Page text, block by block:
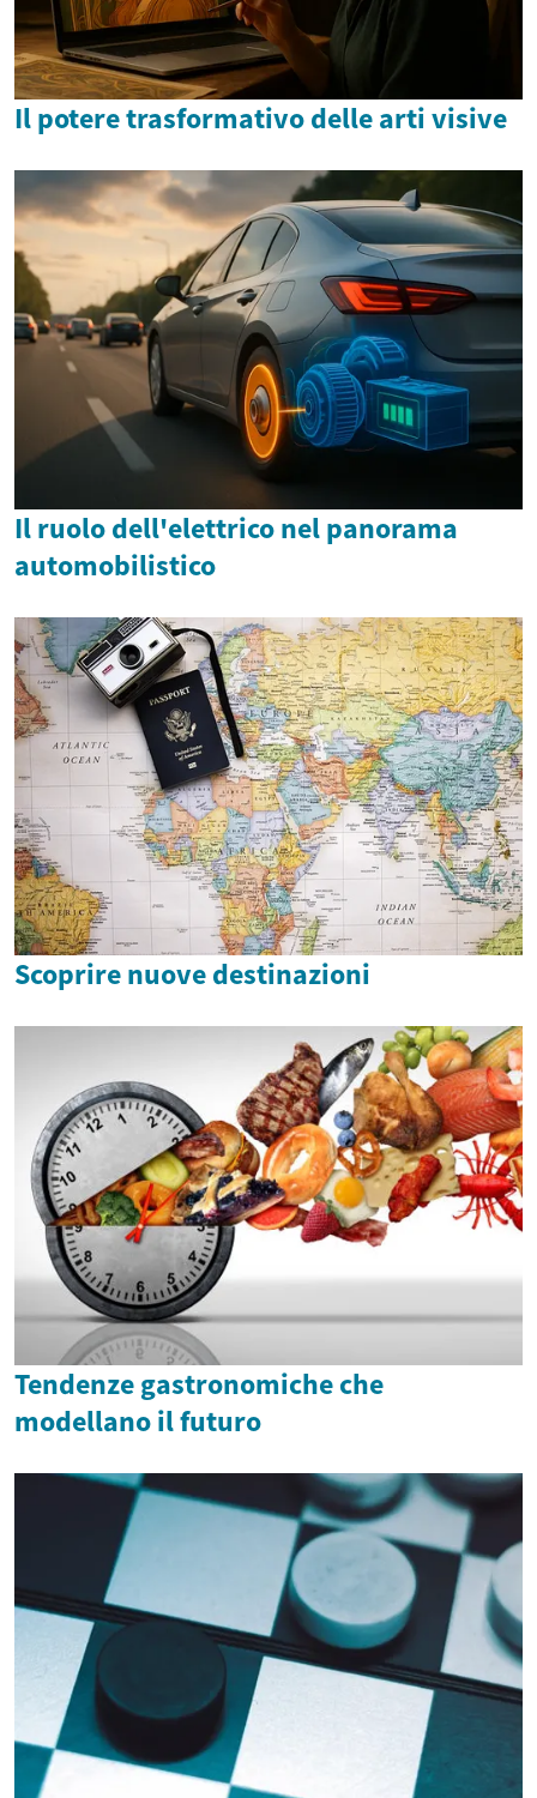
Il potere trasformativo delle arti visive
Il ruolo dell'elettrico nel panorama
automobilistico
Scoprire nuove destinazioni
Tendenze gastronomiche che
modellano il futuro